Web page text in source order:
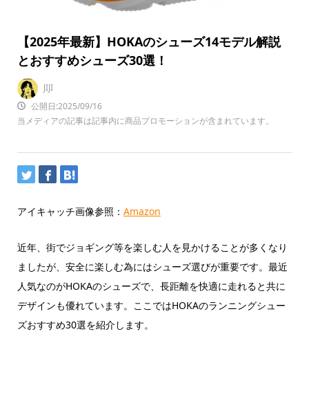
【2025年最新】HOKAのシューズ14モデル解説
とおすすめシューズ30選！
JIJI
公開日:2025/09/16
当メディアの記事は記事内に商品プロモーションが含まれています。
アイキャッチ画像参照： Amazon
近年、街でジョギング等を楽しむ人を見かけることが多くなり
ましたが、安全に楽しむ為にはシューズ選びが重要です。最近
人気なのがHOKAのシューズで、長距離を快適に走れると共に
デザインも優れています。ここではHOKAのランニングシュー
ズおすすめ30選を紹介します。